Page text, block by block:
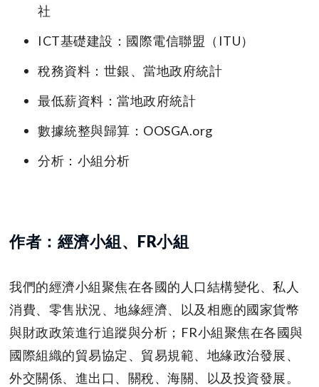
社
ICT基礎建設：國際電信聯盟（ITU）
稅務資料：世銀、當地政府統計
最低薪資料：當地政府統計
數據統整與歸算：OOSGA.org
分析：小組分析
作者：經濟小組、FR小組
我們的經濟小組聚焦在各國的人口結構變化、私人
消費、零售狀況、地緣經濟、以及相應的國家貨幣
與財政政策進行追蹤與分析；FR小組聚焦在各國與
國際組織的貿易協定、貿易規範、地緣政治發展、
外交關係、進出口、關稅、海關、以及投資發展。